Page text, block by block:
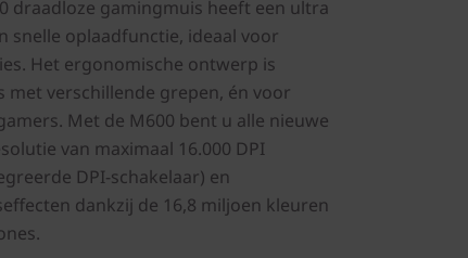
draadloze gamingmuis heeft een ultra
snelle oplaadfunctie, ideaal voor
Het ergonomische ontwerp is
verschillende grepen, én voor
Met de M600 bent u alle nieuwe
van maximaal 16.000 DPI
DPI-schakelaar) en
dankzij de 16,8 miljoen kleuren